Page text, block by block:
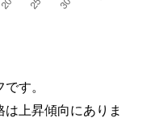
す。
上昇傾向にありま